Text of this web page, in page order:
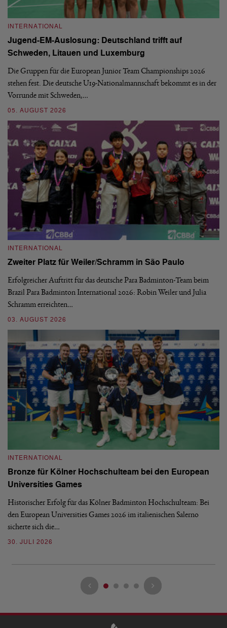
INTERNATIONAL
Jugend-EM-Auslosung: Deutschland trifft auf
Schweden, Litauen und Luxemburg
Die Gruppen für die European Junior Team Championships 2026
stehen fest. Die deutsche U19-Nationalmannschaft bekommt es in der
Vorrunde mit Schweden,…
05. AUGUST 2026
INTERNATIONAL
Zweiter Platz für Weiler/Schramm in São Paulo
Erfolgreicher Auftritt für das deutsche Para Badminton-Team beim
Brazil Para Badminton International 2026: Robin Weiler und Julia
Schramm erreichten…
03. AUGUST 2026
INTERNATIONAL
Bronze für Kölner Hochschulteam bei den European
Universities Games
Historischer Erfolg für das Kölner Badminton Hochschulteam: Bei
den European Universities Games 2026 im italienischen Salerno
sicherte sich die…
30. JULI 2026